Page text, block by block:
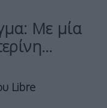
Με μία
Libre